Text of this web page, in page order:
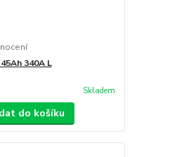
340A L
Skladem
do košíku